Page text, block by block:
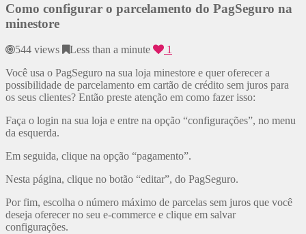
Como configurar o parcelamento do PagSeguro na
minestore
544 views Less than a minute
1
Você usa o PagSeguro na sua loja minestore e quer oferecer a
possibilidade de parcelamento em cartão de crédito sem juros para
os seus clientes? Então preste atenção em como fazer isso:
Faça o login na sua loja e entre na opção “configurações”, no menu
da esquerda.
Em seguida, clique na opção “pagamento”.
Nesta página, clique no botão “editar”, do PagSeguro.
Por fim, escolha o número máximo de parcelas sem juros que você
deseja oferecer no seu e-commerce e clique em salvar
configurações.